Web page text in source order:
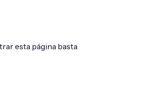
esta página basta